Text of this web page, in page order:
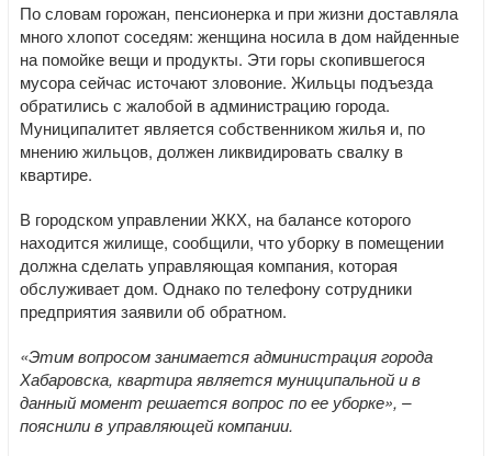
По словам горожан, пенсионерка и при жизни доставляла
много хлопот соседям: женщина носила в дом найденные
на помойке вещи и продукты. Эти горы скопившегося
мусора сейчас источают зловоние. Жильцы подъезда
обратились с жалобой в администрацию города.
Муниципалитет является собственником жилья и, по
мнению жильцов, должен ликвидировать свалку в
квартире.
В городском управлении ЖКХ, на балансе которого
находится жилище, сообщили, что уборку в помещении
должна сделать управляющая компания, которая
обслуживает дом. Однако по телефону сотрудники
предприятия заявили об обратном.
«Этим вопросом занимается администрация города
Хабаровска, квартира является муниципальной и в
данный момент решается вопрос по ее уборке», –
пояснили в управляющей компании.